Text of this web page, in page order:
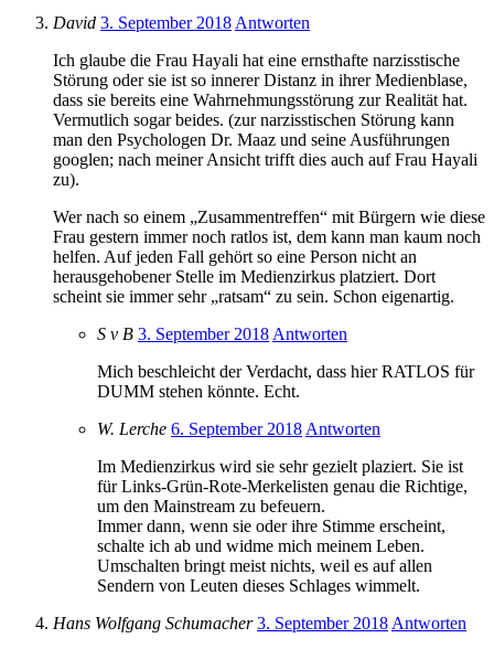
David 3. September 2018 Antworten
Ich glaube die Frau Hayali hat eine ernsthafte narzisstische
Störung oder sie ist so innerer Distanz in ihrer Medienblase,
dass sie bereits eine Wahrnehmungsstörung zur Realität hat.
Vermutlich sogar beides. (zur narzisstischen Störung kann
man den Psychologen Dr. Maaz und seine Ausführungen
googlen; nach meiner Ansicht trifft dies auch auf Frau Hayali
zu).
Wer nach so einem „Zusammentreffen“ mit Bürgern wie diese
Frau gestern immer noch ratlos ist, dem kann man kaum noch
helfen. Auf jeden Fall gehört so eine Person nicht an
herausgehobener Stelle im Medienzirkus platziert. Dort
scheint sie immer sehr „ratsam“ zu sein. Schon eigenartig.
S v B 3. September 2018 Antworten
Mich beschleicht der Verdacht, dass hier RATLOS für
DUMM stehen könnte. Echt.
W. Lerche 6. September 2018 Antworten
Im Medienzirkus wird sie sehr gezielt plaziert. Sie ist
für Links-Grün-Rote-Merkelisten genau die Richtige,
um den Mainstream zu befeuern.
Immer dann, wenn sie oder ihre Stimme erscheint,
schalte ich ab und widme mich meinem Leben.
Umschalten bringt meist nichts, weil es auf allen
Sendern von Leuten dieses Schlages wimmelt.
Hans Wolfgang Schumacher 3. September 2018 Antworten